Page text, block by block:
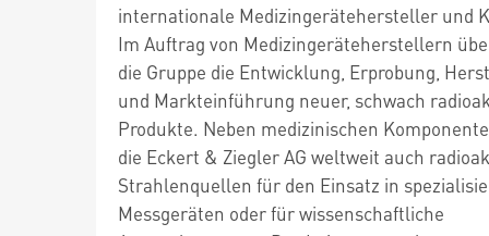
internationale Medizingerätehersteller und
Im Auftrag von Medizingeräteherstellern
die Gruppe die Entwicklung, Erprobung,
und Markteinführung neuer, schwach
Produkte. Neben medizinischen
die Eckert & Ziegler AG weltweit auch
Strahlenquellen für den Einsatz in
Messgeräten oder für wissenschaftliche